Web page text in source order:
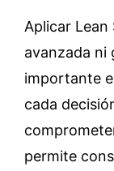
Aplicar
avanzada ni
importante
cada
permite